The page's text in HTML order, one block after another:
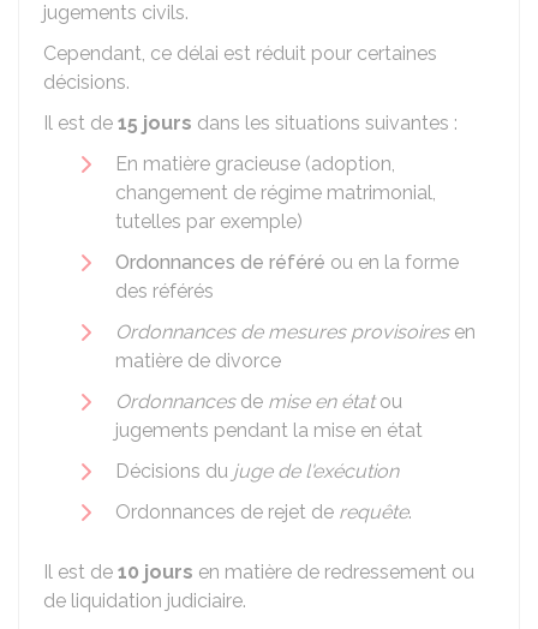
jugements civils.
Cependant, ce délai est réduit pour certaines
décisions.
Il est de 15 jours dans les situations suivantes :
En matière gracieuse (adoption,
changement de régime matrimonial,
tutelles par exemple)
Ordonnances de référé ou en la forme
des référés
Ordonnances de mesures provisoiresen
matière de divorce
Ordonnancesde mise en étatou
jugements pendant la mise en état
Décisions du juge de l'exécution
Ordonnances de rejet de requête.
Il est de 10 jours en matière de redressement ou
de liquidation judiciaire.